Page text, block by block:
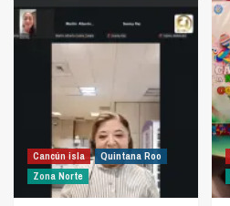
Cancún isla
Quintana Roo
Zona Norte